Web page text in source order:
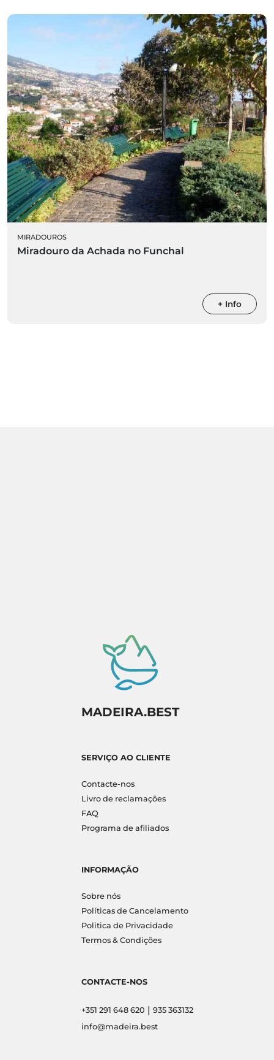
MIRADOUROS
Miradouro da Achada no Funchal
+ Info
MADEIRA.BEST
SERVIÇO AO CLIENTE
Contacte-nos
Livro de reclamações
FAQ
Programa de afiliados
INFORMAÇÃO
Sobre nós
Políticas de Cancelamento
Politica de Privacidade
Termos & Condições
CONTACTE-NOS
+351 291 648 620 | 935 363132
info@madeira.best